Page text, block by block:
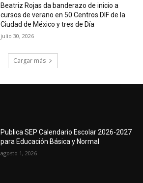
Beatriz Rojas da banderazo de inicio a
cursos de verano en 50 Centros DIF de la
Ciudad de México y tres de Día
julio 30, 2026
Cargar más
Publica SEP Calendario Escolar 2026-2027
para Educación Básica y Normal
agosto 1, 2026